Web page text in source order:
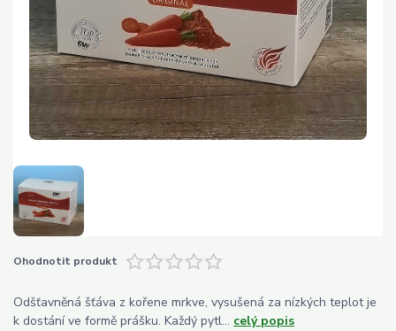
Ohodnotit produkt
Odšťavněná šťáva z kořene mrkve, vysušená za nízkých teplot je
k dostání ve formě prášku. Každý pytl... celý popis